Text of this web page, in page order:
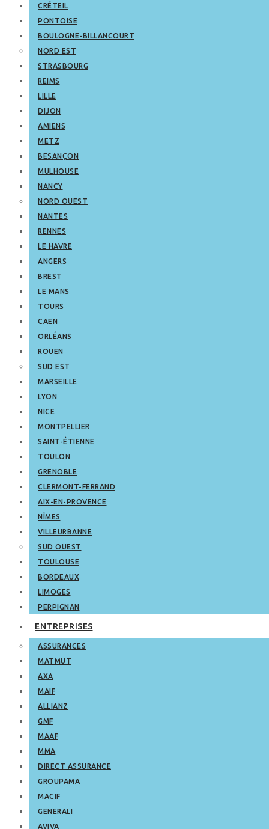
CRÉTEIL
PONTOISE
BOULOGNE-BILLANCOURT
NORD EST
STRASBOURG
REIMS
LILLE
DIJON
AMIENS
METZ
BESANÇON
MULHOUSE
NANCY
NORD OUEST
NANTES
RENNES
LE HAVRE
ANGERS
BREST
LE MANS
TOURS
CAEN
ORLÉANS
ROUEN
SUD EST
MARSEILLE
LYON
NICE
MONTPELLIER
SAINT-ÉTIENNE
TOULON
GRENOBLE
CLERMONT-FERRAND
AIX-EN-PROVENCE
NÎMES
VILLEURBANNE
SUD OUEST
TOULOUSE
BORDEAUX
LIMOGES
PERPIGNAN
ENTREPRISES
ASSURANCES
MATMUT
AXA
MAIF
ALLIANZ
GMF
MAAF
MMA
DIRECT ASSURANCE
GROUPAMA
MACIF
GENERALI
AVIVA